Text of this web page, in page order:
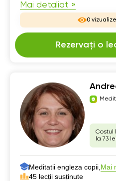
Mai detaliat »
0
Rezervați o
Costul
la 73
Meditatii engleza copii, Mai
45 lecții susținute